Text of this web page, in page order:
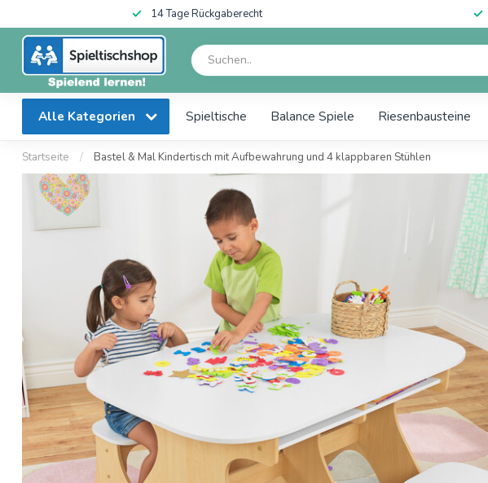
14 Tage Rückgaberecht
Alle Kategorien Spieltische Balance Spiele Riesenbausteine
Startseite / Bastel & Mal Kindertisch mit Aufbewahrung und 4 klappbaren Stühlen